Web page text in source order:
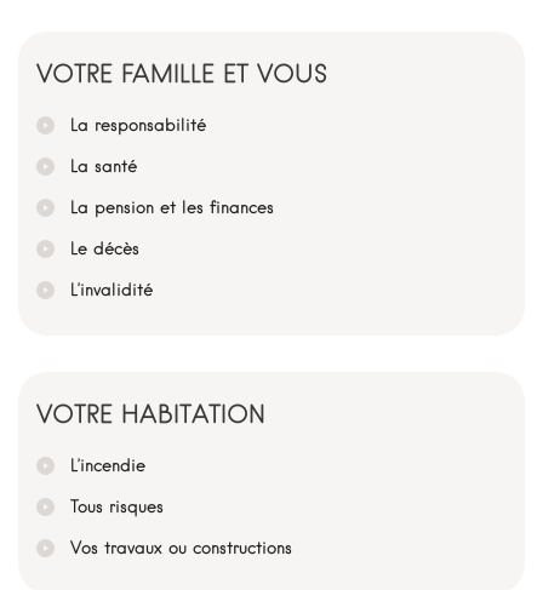
VOTRE FAMILLE ET VOUS
La responsabilité
La santé
La pension et les finances
Le décès
L’invalidité
VOTRE HABITATION
L’incendie
Tous risques
Vos travaux ou constructions